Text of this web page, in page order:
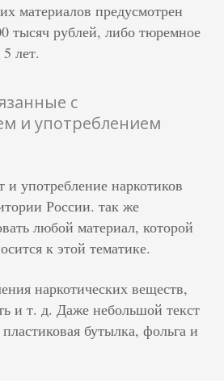
материалов предусмотрен
тысяч рублей, либо тюремное
лет.
с
и употреблением
и употребление наркотиков
России. так же
любой материал, которой
к этой тематике.
наркотических веществ,
и т. д. Даже небольшой текст
бутылка, фольга и